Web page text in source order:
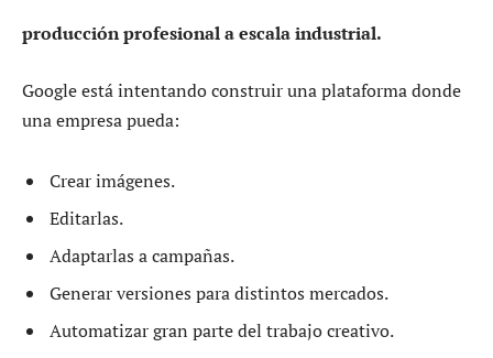
producción profesional a escala industrial.
Google está intentando construir una plataforma donde
una empresa pueda:
Crear imágenes.
Editarlas.
Adaptarlas a campañas.
Generar versiones para distintos mercados.
Automatizar gran parte del trabajo creativo.